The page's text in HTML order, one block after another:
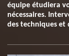
équipe étudiera
nécessaires.
des techniques et